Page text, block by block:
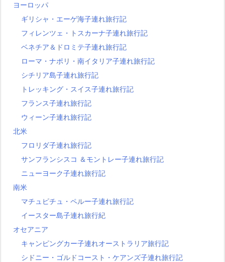
ヨーロッパ
ギリシャ・エーゲ海子連れ旅行記
フィレンツェ・トスカーナ子連れ旅行記
ベネチア＆ドロミテ子連れ旅行記
ローマ・ナポリ・南イタリア子連れ旅行記
シチリア島子連れ旅行記
トレッキング・スイス子連れ旅行記
フランス子連れ旅行記
ウィーン子連れ旅行記
北米
フロリダ子連れ旅行記
サンフランシスコ ＆モントレー子連れ旅行記
ニューヨーク子連れ旅行記
南米
マチュピチュ・ペルー子連れ旅行記
イースター島子連れ旅行紀
オセアニア
キャンピングカー子連れオーストラリア旅行記
シドニー・ゴルドコースト・ケアンズ子連れ旅行記